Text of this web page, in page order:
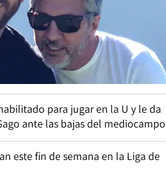
para jugar en la U y le da
ante las bajas del mediocampo
este fin de semana en la Liga de